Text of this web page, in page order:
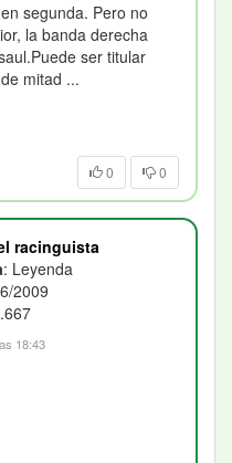
segunda. Pero no
la banda derecha
ser titular
mitad ...
0 0
racinguista
: Leyenda
2009
18:43